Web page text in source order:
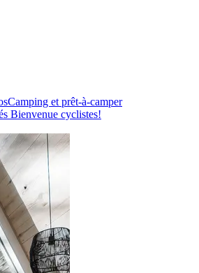
Camping et prêt-à-camper
Bienvenue cyclistes!